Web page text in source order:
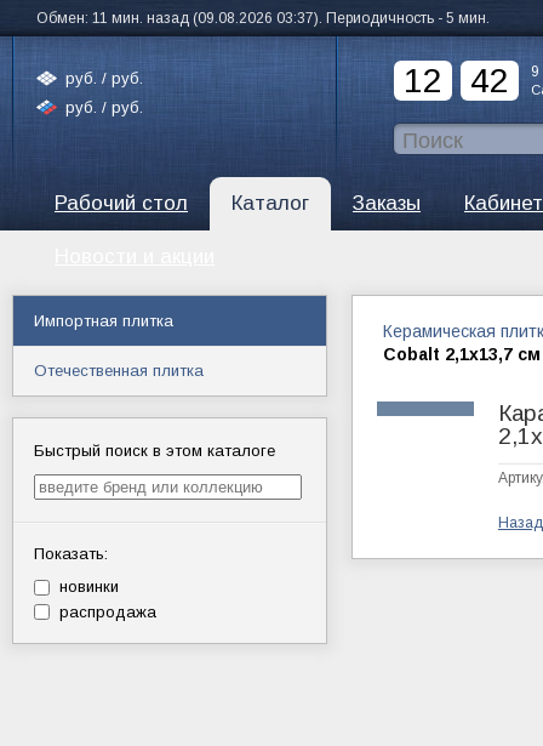
Обмен: 11 мин. назад (09.08.2026 03:37). Периодичность - 5 мин.
руб. / руб.
руб. / руб.
12 42 9
Рабочий стол Каталог Заказы Кабинет
Керамическая
Cobalt 2,1х13,7 см
Импортная плитка
Отечественная плитка
Быстрый поиск в этом каталоге
Показать:
новинки
распродажа